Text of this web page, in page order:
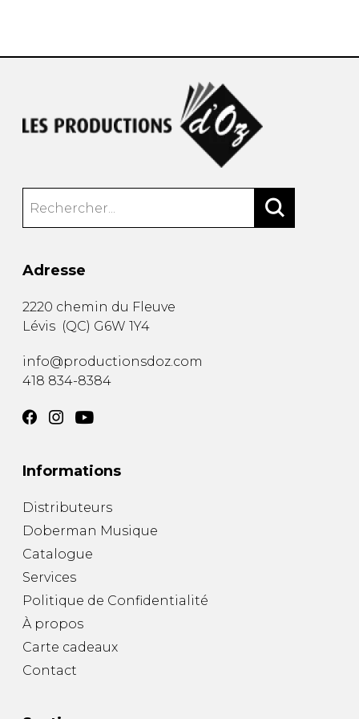
Adresse
2220 chemin du Fleuve
Lévis (QC) G6W 1Y4
info@productionsdoz.com
418 834-8384
Informations
Distributeurs
Doberman Musique
Catalogue
Services
Politique de Confidentialité
À propos
Carte cadeaux
Contact